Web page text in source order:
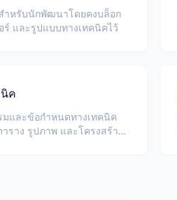
ำหรับนักพัฒนาโดยคงบล็อก
ร์ และรูปแบบทางเทคนิคไว้
ค
และข้อกำหนดทางเทคนิค
ราง รูปภาพ และโครงสร้าง